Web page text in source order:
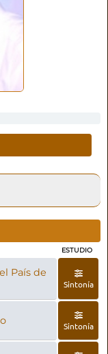
ESTUDIO
País de
Sintonía
Sintonía